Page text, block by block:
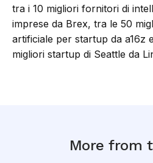
tra i 10 migliori fornitori di
imprese da Brex, tra le 50
artificiale per startup da a16z
migliori startup di Seattle da
More from